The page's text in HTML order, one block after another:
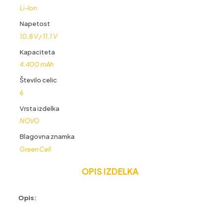
Li-Ion
Napetost
10,8 V / 11,1 V
Kapaciteta
4.400 mAh
Število celic
6
Vrsta izdelka
NOVO
Blagovna znamka
Green Cell
OPIS IZDELKA
Opis: